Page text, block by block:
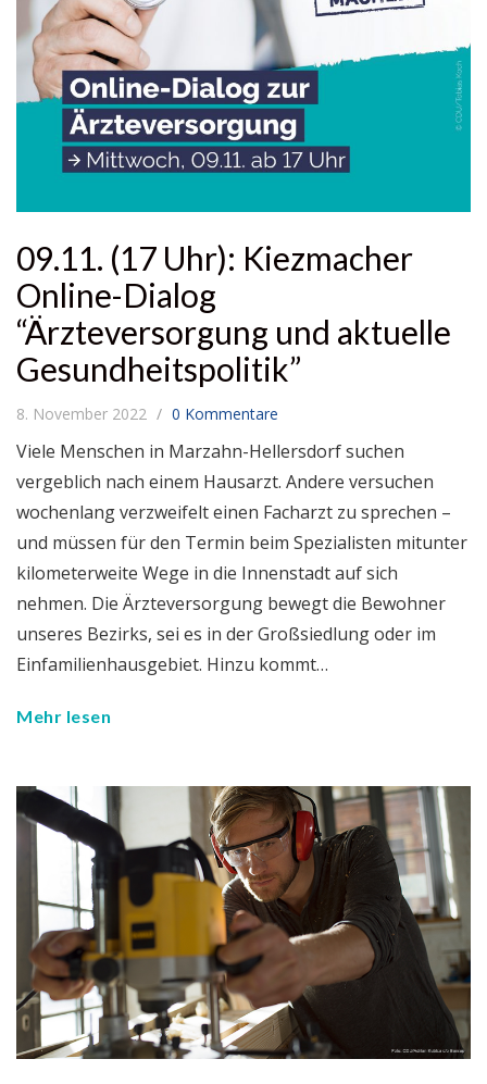
09.11. (17 Uhr): Kiezmacher
Online-Dialog
“Ärzteversorgung und aktuelle
Gesundheitspolitik”
8. November 2022 0 Kommentare
Viele Menschen in Marzahn-Hellersdorf suchen
vergeblich nach einem Hausarzt. Andere versuchen
wochenlang verzweifelt einen Facharzt zu sprechen –
und müssen für den Termin beim Spezialisten mitunter
kilometerweite Wege in die Innenstadt auf sich
nehmen. Die Ärzteversorgung bewegt die Bewohner
unseres Bezirks, sei es in der Großsiedlung oder im
Einfamilienhausgebiet. Hinzu kommt…
Mehr lesen